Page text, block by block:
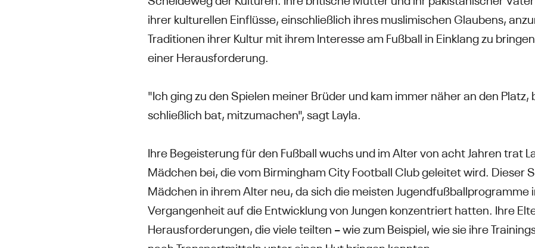
ihrer kulturellen Einflüsse, einschließlich ihres muslimischen Glaubens,
Traditionen ihrer Kultur mit ihrem Interesse am Fußball in Einklang zu
einer Herausforderung.
"Ich ging zu den Spielen meiner Brüder und kam immer näher an den Platz,
schließlich bat, mitzumachen", sagt Layla.
Ihre Begeisterung für den Fußball wuchs und im Alter von acht Jahren trat
Mädchen bei, die vom Birmingham City Football Club geleitet wird. Dieser
Mädchen in ihrem Alter neu, da sich die meisten Jugendfußballprogramme
Vergangenheit auf die Entwicklung von Jungen konzentriert hatten. Ihre
Herausforderungen, die viele teilten – wie zum Beispiel, wie sie ihre